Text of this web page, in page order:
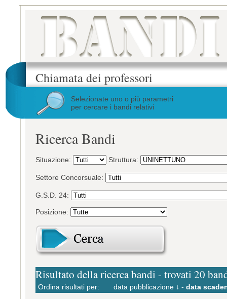
Chiamata dei professori
Selezionate uno o più parametri
per cercare i bandi relativi
Ricerca Bandi
Situazione: Struttura:
Settore Concorsuale:
G.S.D. 24:
Posizione:
Risultato della ricerca bandi - trovati 20
Ordina risultati per: data pubblicazione ↓ - data